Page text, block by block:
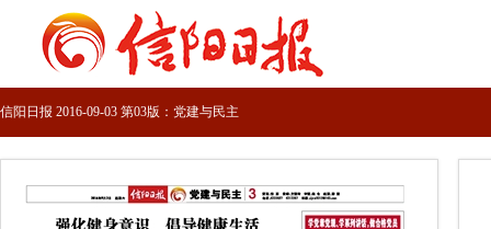
信阳日报 2016-09-03 第03版：党建与民主